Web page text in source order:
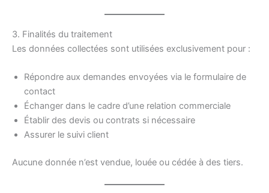
3. Finalités du traitement
Les données collectées sont utilisées exclusivement pour :
Répondre aux demandes envoyées via le formulaire de
contact
Échanger dans le cadre d’une relation commerciale
Établir des devis ou contrats si nécessaire
Assurer le suivi client
Aucune donnée n’est vendue, louée ou cédée à des tiers.